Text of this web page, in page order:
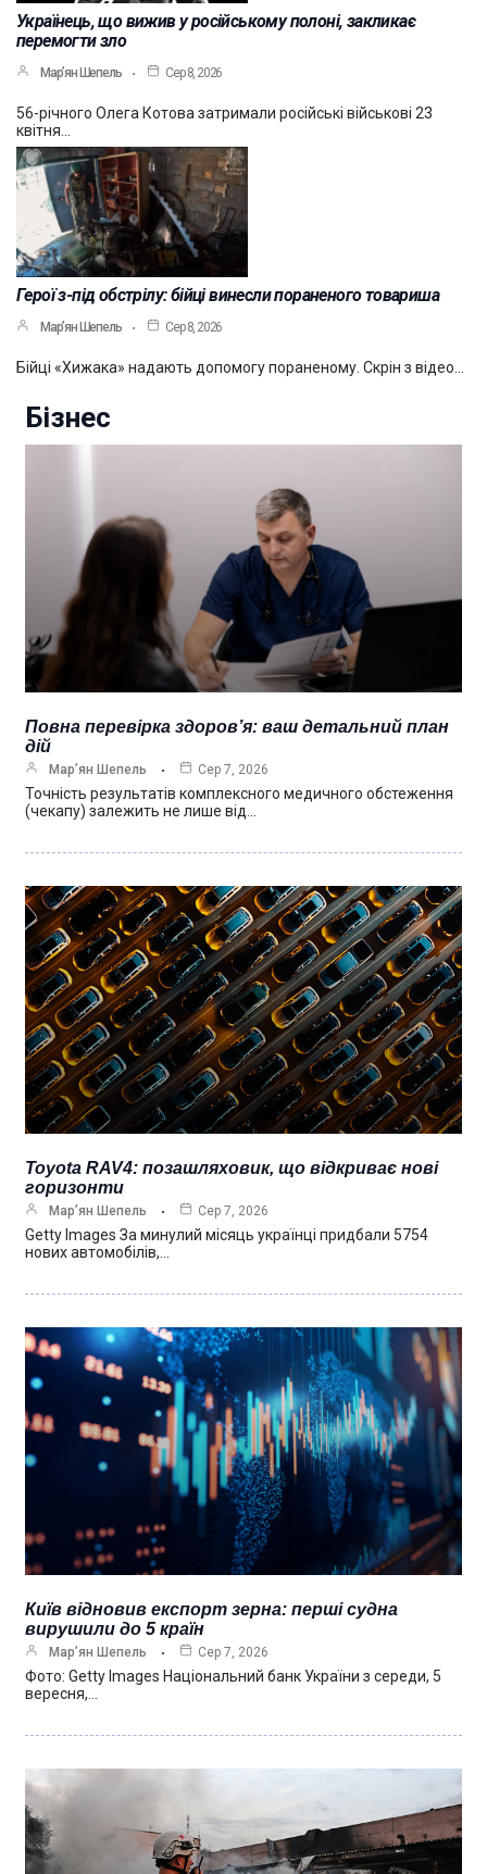
Українець, що вижив у російському полоні, закликає
перемогти зло
Мар’ян Шепель Сер 8, 2026
56-річного Олега Котова затримали російські військові 23
квітня…
Герої з-під обстрілу: бійці винесли пораненого товариша
Мар’ян Шепель Сер 8, 2026
Бійці «Хижака» надають допомогу пораненому. Скрін з відео…
Бізнес
Повна перевірка здоров’я: ваш детальний план
дій
Мар’ян Шепель Сер 7, 2026
Точність результатів комплексного медичного обстеження
(чекапу) залежить не лише від…
Toyota RAV4: позашляховик, що відкриває нові
горизонти
Мар’ян Шепель Сер 7, 2026
Getty Images За минулий місяць українці придбали 5754
нових автомобілів,…
Київ відновив експорт зерна: перші судна
вирушили до 5 країн
Мар’ян Шепель Сер 7, 2026
Фото: Getty Images Національний банк України з середи, 5
вересня,…